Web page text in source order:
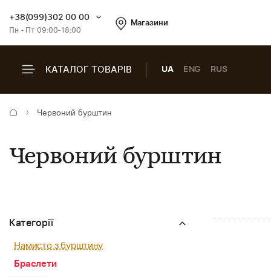
+38(099)302 00 00
Пн - Пт 09:00-18:00
Магазини
КАТАЛОГ ТОВАРІВ UA ENG RUS
Червоний бурштин
Червоний бурштин
Категорії
Намисто з бурштину
Браслети